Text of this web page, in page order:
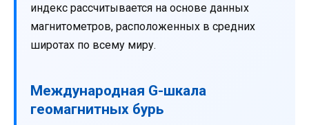
индекс рассчитывается на основе данных
магнитометров, расположенных в средних
широтах по всему миру.
Международная G-шкала
геомагнитных бурь